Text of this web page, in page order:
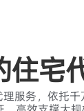
住宅
服务，依托